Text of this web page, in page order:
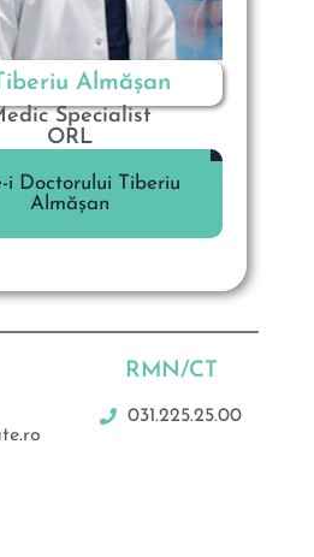
Almășan
Specialist
ORL
i Doctorului Tiberiu
Almășan
RMN/CT
031.225.25.00